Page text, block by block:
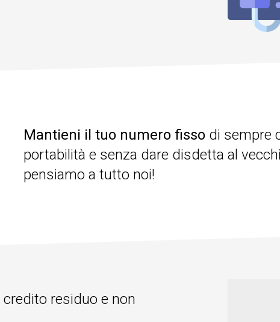
Mantieni il tuo numero fisso di sempre
portabilità e senza dare disdetta al
pensiamo a tutto noi!
residuo e non